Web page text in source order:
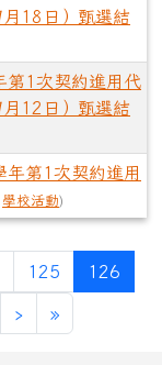
18日）甄選結
第1次契約進用代
12日）甄選結
第1次契約進用
學校活動)
125 126(目
›下一頁
»最後頁